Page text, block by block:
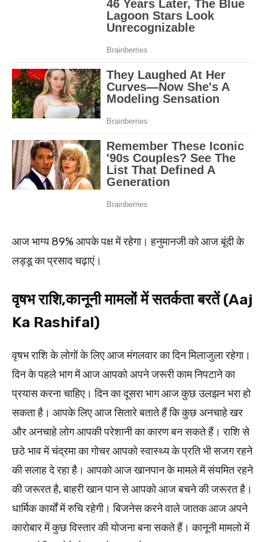
आज भाग्य 89% आपके पक्ष में रहेगा। हनुमानजी को आज बूंदी के
लड्डू का प्रसाद चढ़ाएं।
वृषभ राशि,कानूनी मामलों में सतर्कता बरतें (Aaj
Ka Rashifal)
वृषभ राशि के लोगों के लिए आज मंगलवार का दिन मिलाजुला रहेगा।
दिन के पहले भाग में आज आपको अपने जरूरी काम निपटाने का
प्रयास करना चाहिए। दिन का दूसरा भाग आज कुछ उलझन भरा हो
सकता है। आपके लिए आज सितारे बताते हैं कि कुछ अनचाहे खर
और अनचाहे लोग आपकी परेशानी का कारण बन सकते हैं। राशि से
छठे भाव में चंद्रमा का गोचर आपको स्वास्थ्य के प्रति भी सजग रहने
की सलाह दे रहा है। आपको आज खानपान के मामले में संयमित रहने
की जरूरत है, बाहरी खान पान से आपको आज बचने की जरूरत है।
धार्मिक कार्यों में रुचि रहेगी। बिजनेस करने वाले जातक आज अपने
कारोबार में कुछ विस्तार की योजना बना सकते हैं। कानूनी मामलो में